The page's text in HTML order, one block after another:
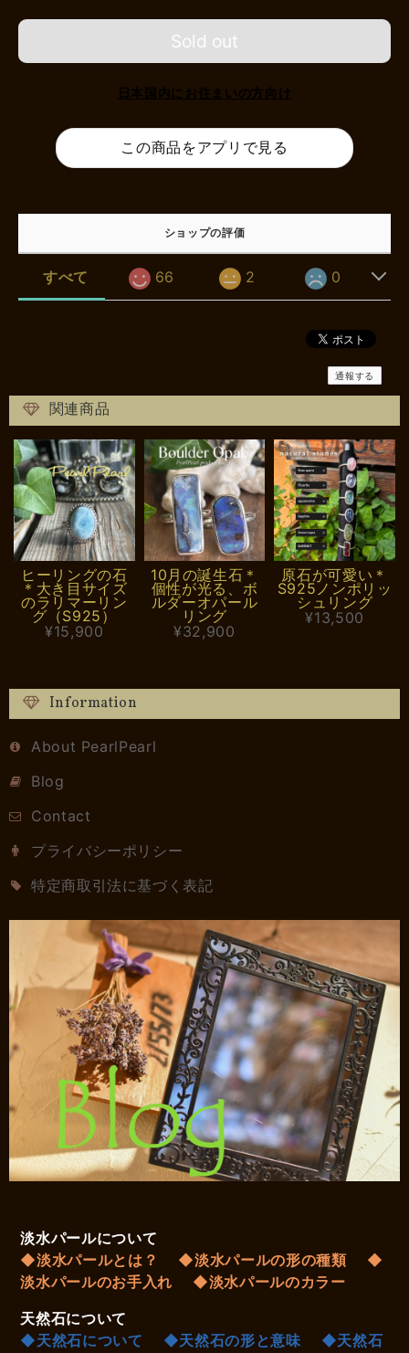
Sold out
日本国内にお住まいの方向け
この商品をアプリで見る
ショップの評価
すべて 66 2 0
通報する
関連商品
ヒーリングの石
＊大き目サイズ
のラリマーリン
グ（S925）
¥15,900
10月の誕生石＊
個性が光る、ボ
ルダーオパール
リング
¥32,900
原石が可愛い＊
S925ノンポリッ
シュリング
¥13,500
Information
About PearlPearl
Blog
Contact
プライバシーポリシー
特定商取引法に基づく表記
淡水パールについて
◆淡水パールとは？
◆淡水パールの形の種類
◆
淡水パールのお手入れ
◆淡水パールのカラー
天然石について
◆天然石について
◆天然石の形と意味
◆天然石